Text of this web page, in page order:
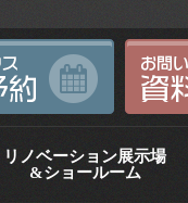
リノベーション展示場
&ショールーム